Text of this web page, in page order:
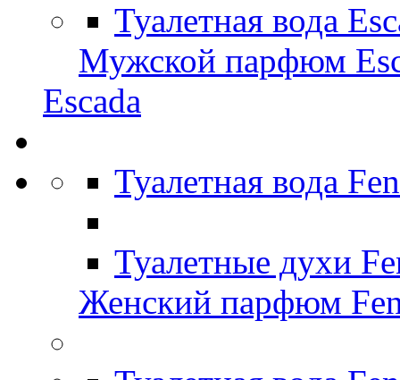
Туалетная вода
Мужской парфюм
Escada
Туалетная вода
Туалетные духи
Женский парфюм